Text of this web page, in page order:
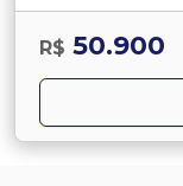
R$ 50.900